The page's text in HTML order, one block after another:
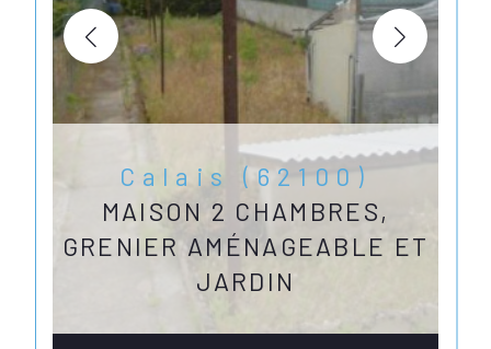
Calais (62100)
MAISON 2 CHAMBRES,
GRENIER AMÉNAGEABLE ET
JARDIN